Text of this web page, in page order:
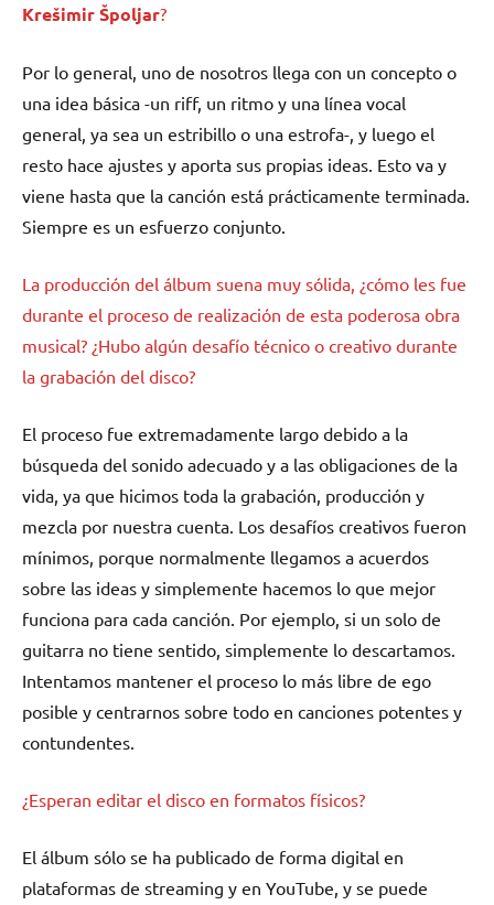
Krešimir Špoljar?
Por lo general, uno de nosotros llega con un concepto o
una idea básica -un riff, un ritmo y una línea vocal
general, ya sea un estribillo o una estrofa-, y luego el
resto hace ajustes y aporta sus propias ideas. Esto va y
viene hasta que la canción está prácticamente terminada.
Siempre es un esfuerzo conjunto.
La producción del álbum suena muy sólida, ¿cómo les fue
durante el proceso de realización de esta poderosa obra
musical? ¿Hubo algún desafío técnico o creativo durante
la grabación del disco?
El proceso fue extremadamente largo debido a la
búsqueda del sonido adecuado y a las obligaciones de la
vida, ya que hicimos toda la grabación, producción y
mezcla por nuestra cuenta. Los desafíos creativos fueron
mínimos, porque normalmente llegamos a acuerdos
sobre las ideas y simplemente hacemos lo que mejor
funciona para cada canción. Por ejemplo, si un solo de
guitarra no tiene sentido, simplemente lo descartamos.
Intentamos mantener el proceso lo más libre de ego
posible y centrarnos sobre todo en canciones potentes y
contundentes.
¿Esperan editar el disco en formatos físicos?
El álbum sólo se ha publicado de forma digital en
plataformas de streaming y en YouTube, y se puede